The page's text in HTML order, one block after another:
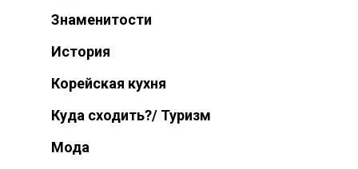
Знаменитости
История
Корейская кухня
Куда сходить?/ Туризм
Мода